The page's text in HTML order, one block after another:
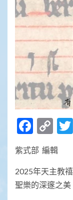
Link
紫式部 編輯
2025年天主教
聖樂的深邃之美